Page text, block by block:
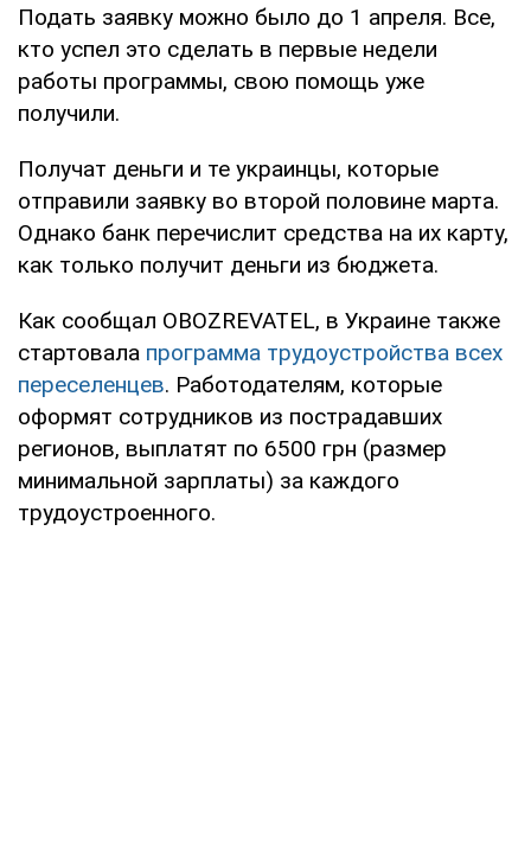
Подать заявку можно было до 1 апреля. Все,
кто успел это сделать в первые недели
работы программы, свою помощь уже
получили.
Получат деньги и те украинцы, которые
отправили заявку во второй половине марта.
Однако банк перечислит средства на их карту,
как только получит деньги из бюджета.
Как сообщал OBOZREVATEL, в Украине также
стартовала программа трудоустройства всех
переселенцев. Работодателям, которые
оформят сотрудников из пострадавших
регионов, выплатят по 6500 грн (размер
минимальной зарплаты) за каждого
трудоустроенного.